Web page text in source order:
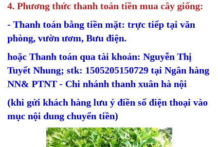
4. Phương thức thanh toán tiền mua cây giống:
- Thanh toán bằng tiền mặt: trực tiếp tại văn
phòng, vườn ươm, Bưu điện.
hoặc Thanh toán qua tài khoản: Nguyễn Thị
Tuyết Nhung; stk: 1505205150729 tại Ngân hàng
NN& PTNT - Chi nhánh thanh xuân hà nội
(khi gửi khách hàng lưu ý điền số điện thoại vào
mục nội dung chuyển tiền)